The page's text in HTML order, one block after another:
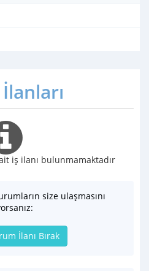
iş ilanı bulunmamaktadır
size ulaşmasını
İlanı Bırak